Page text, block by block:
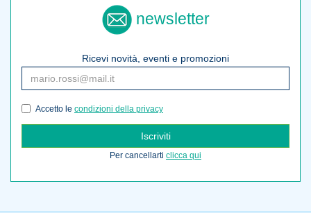
newsletter
Ricevi novità, eventi e promozioni
Accetto le condizioni della privacy
Iscriviti
Per cancellarti clicca qui